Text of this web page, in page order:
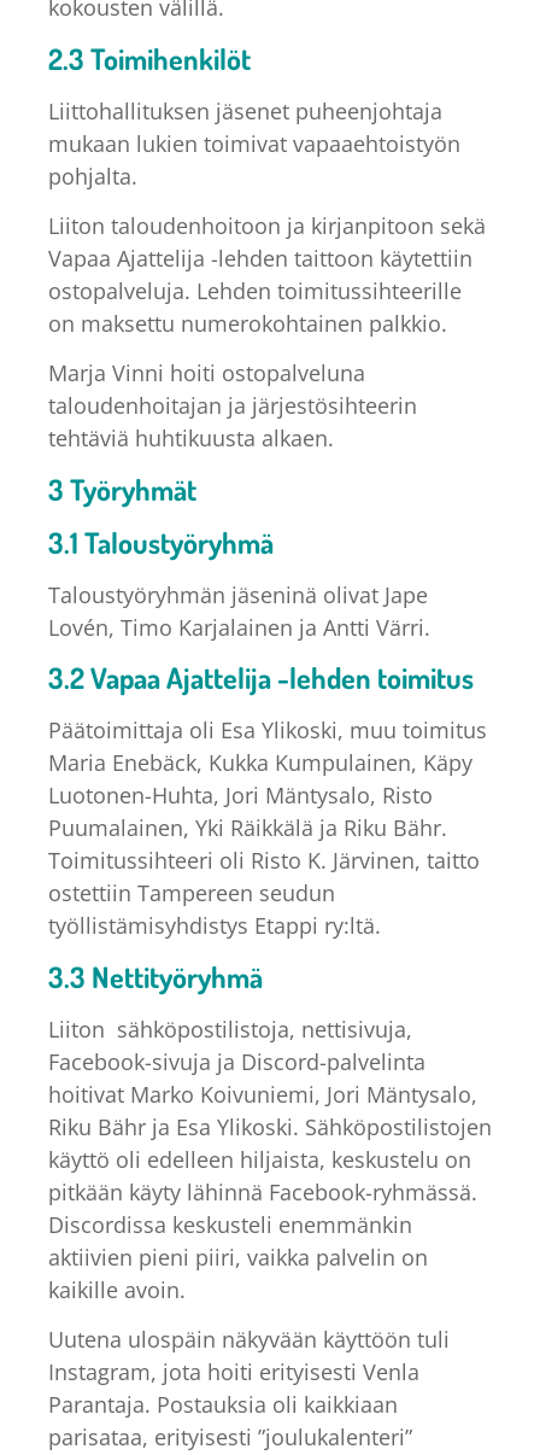
kokousten välillä.
2.3 Toimihenkilöt
Liittohallituksen jäsenet puheenjohtaja
mukaan lukien toimivat vapaaehtoistyön
pohjalta.
Liiton taloudenhoitoon ja kirjanpitoon sekä
Vapaa Ajattelija -lehden taittoon käytettiin
ostopalveluja. Lehden toimitussihteerille
on maksettu numerokohtainen palkkio.
Marja Vinni hoiti ostopalveluna
taloudenhoitajan ja järjestösihteerin
tehtäviä huhtikuusta alkaen.
3 Työryhmät
3.1 Taloustyöryhmä
Taloustyöryhmän jäseninä olivat Jape
Lovén, Timo Karjalainen ja Antti Värri.
3.2 Vapaa Ajattelija -lehden toimitus
Päätoimittaja oli Esa Ylikoski, muu toimitus
Maria Enebäck, Kukka Kumpulainen, Käpy
Luotonen-Huhta, Jori Mäntysalo, Risto
Puumalainen, Yki Räikkälä ja Riku Bähr.
Toimitussihteeri oli Risto K. Järvinen, taitto
ostettiin Tampereen seudun
työllistämisyhdistys Etappi ry:ltä.
3.3 Nettityöryhmä
Liiton sähköpostilistoja, nettisivuja,
Facebook-sivuja ja Discord-palvelinta
hoitivat Marko Koivuniemi, Jori Mäntysalo,
Riku Bähr ja Esa Ylikoski. Sähköpostilistojen
käyttö oli edelleen hiljaista, keskustelu on
pitkään käyty lähinnä Facebook-ryhmässä.
Discordissa keskusteli enemmänkin
aktiivien pieni piiri, vaikka palvelin on
kaikille avoin.
Uutena ulospäin näkyvään käyttöön tuli
Instagram, jota hoiti erityisesti Venla
Parantaja. Postauksia oli kaikkiaan
parisataa, erityisesti ”joulukalenteri”